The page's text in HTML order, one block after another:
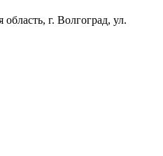
г. Волгоград, ул.